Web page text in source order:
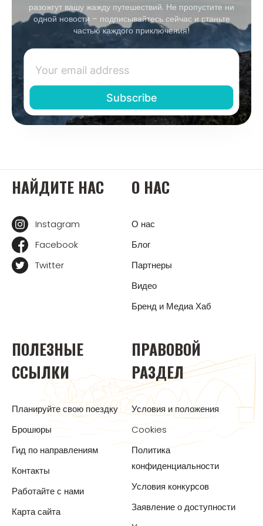
разожгут вашу жажду путешествий. Не пропустите ни
одной новости – подписывайтесь сейчас и станьте
частью каждого приключения!
НАЙДИТЕ НАС
Instagram
Facebook
Twitter
О НАС
О нас
Блог
Партнеры
Видео
Бренд и Медиа Хаб
ПОЛЕЗНЫЕ
ССЫЛКИ
Планируйте свою поездку
Брошюры
Гид по направлениям
Контакты
Работайте с нами
Карта сайта
ПРАВОВОЙ
РАЗДЕЛ
Условия и положения
Cookies
Политика
конфиденциальности
Условия конкурсов
Заявление о доступности